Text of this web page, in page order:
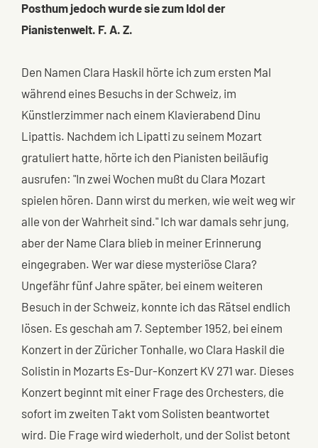
Posthum jedoch wurde sie zum Idol der
Pianistenwelt. F. A. Z.
Den Namen Clara Haskil hörte ich zum ersten Mal
während eines Besuchs in der Schweiz, im
Künstlerzimmer nach einem Klavierabend Dinu
Lipattis. Nachdem ich Lipatti zu seinem Mozart
gratuliert hatte, hörte ich den Pianisten beiläufig
ausrufen: "In zwei Wochen mußt du Clara Mozart
spielen hören. Dann wirst du merken, wie weit weg wir
alle von der Wahrheit sind." Ich war damals sehr jung,
aber der Name Clara blieb in meiner Erinnerung
eingegraben. Wer war diese mysteriöse Clara?
Ungefähr fünf Jahre später, bei einem weiteren
Besuch in der Schweiz, konnte ich das Rätsel endlich
lösen. Es geschah am 7. September 1952, bei einem
Konzert in der Züricher Tonhalle, wo Clara Haskil die
Solistin in Mozarts Es-Dur-Konzert KV 271 war. Dieses
Konzert beginnt mit einer Frage des Orchesters, die
sofort im zweiten Takt vom Solisten beantwortet
wird. Die Frage wird wiederholt, und der Solist betont